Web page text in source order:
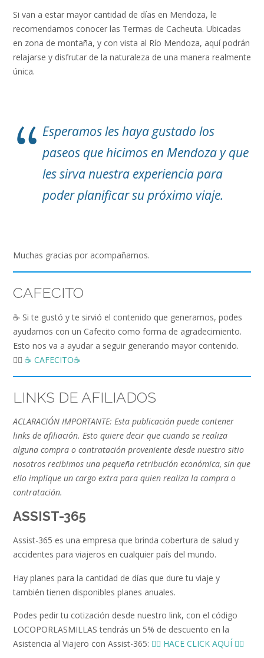
Si van a estar mayor cantidad de días en Mendoza, le
recomendamos conocer las Termas de Cacheuta. Ubicadas
en zona de montaña, y con vista al Río Mendoza, aquí podrán
relajarse y disfrutar de la naturaleza de una manera realmente
única.
Esperamos les haya gustado los
paseos que hicimos en Mendoza y que
les sirva nuestra experiencia para
poder planificar su próximo viaje.
Muchas gracias por acompañarnos.
CAFECITO
☕️ Si te gustó y te sirvió el contenido que generamos, podes
ayudarnos con un Cafecito como forma de agradecimiento.
Esto nos va a ayudar a seguir generando mayor contenido.
👉🏻 ☕️ CAFECITO☕️
LINKS DE AFILIADOS
ACLARACIÓN IMPORTANTE: Esta publicación puede contener
links de afiliación. Esto quiere decir que cuando se realiza
alguna compra o contratación proveniente desde nuestro sitio
nosotros recibimos una pequeña retribución económica, sin que
ello implique un cargo extra para quien realiza la compra o
contratación.
ASSIST-365
Assist-365 es una empresa que brinda cobertura de salud y
accidentes para viajeros en cualquier país del mundo.
Hay planes para la cantidad de días que dure tu viaje y
también tienen disponibles planes anuales.
Podes pedir tu cotización desde nuestro link, con el código
LOCOPORLASMILLAS tendrás un 5% de descuento en la
Asistencia al Viajero con Assist-365: 👉🏻 HACE CLICK AQUÍ 👈🏻